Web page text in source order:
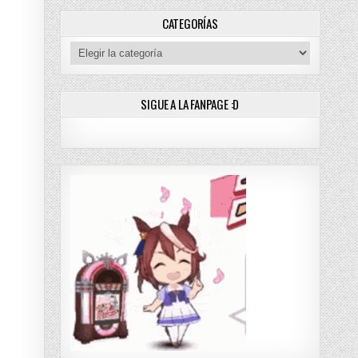
CATEGORÍAS
Categorías
SIGUE A LA FANPAGE :D